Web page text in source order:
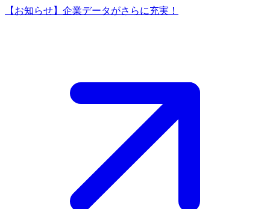
【お知らせ】企業データがさらに充実！